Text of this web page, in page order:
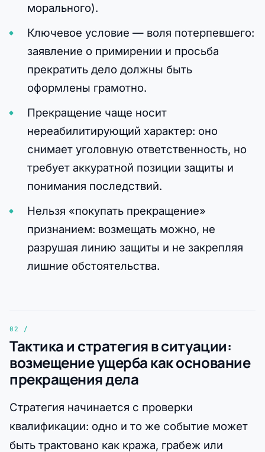
морального).
Ключевое условие — воля потерпевшего:
заявление о примирении и просьба
прекратить дело должны быть
оформлены грамотно.
Прекращение чаще носит
нереабилитирующий характер: оно
снимает уголовную ответственность, но
требует аккуратной позиции защиты и
понимания последствий.
Нельзя «покупать прекращение»
признанием: возмещать можно, не
разрушая линию защиты и не закрепляя
лишние обстоятельства.
Тактика и стратегия в ситуации:
возмещение ущерба как основание
прекращения дела
Стратегия начинается с проверки
квалификации: одно и то же событие может
быть трактовано как кража, грабеж или